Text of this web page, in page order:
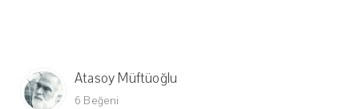
Atasoy Müftüoğlu
6 Beğeni